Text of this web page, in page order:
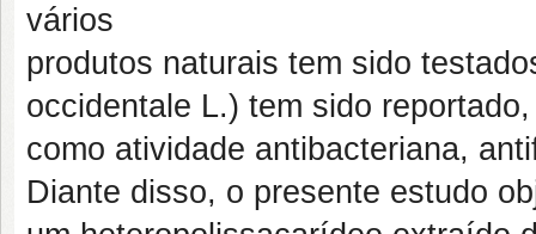
vários
produtos naturais tem sido
occidentale L.) tem sido
como atividade antibacteriana,
Diante disso, o presente estudo